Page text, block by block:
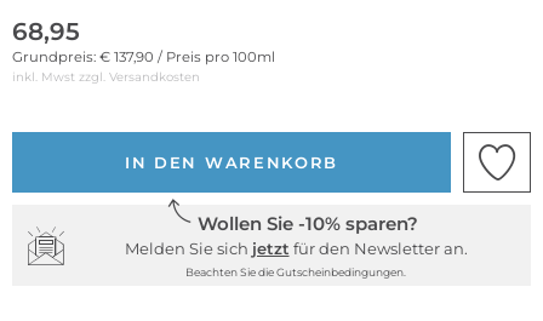
68,95
Grundpreis: € 137,90 / Preis pro 100ml
inkl. Mwst zzgl. Versandkosten
IN DEN WARENKORB
Wollen Sie -10% sparen?
Melden Sie sich jetzt für den Newsletter an.
Beachten Sie die Gutscheinbedingungen.